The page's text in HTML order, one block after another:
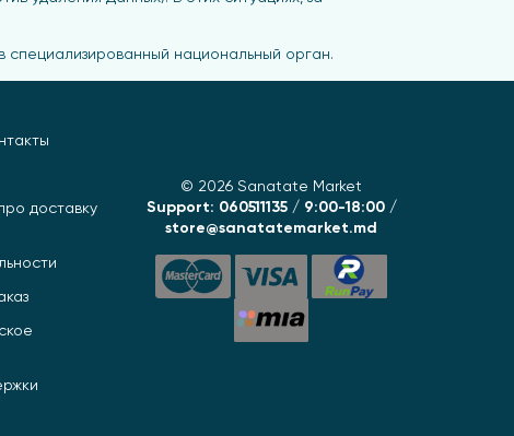
национальный орган.
доставку
© 2026 Sanatate Market
Support: 060511135 / 9:00-18:00 /
store@sanatatemarket.md